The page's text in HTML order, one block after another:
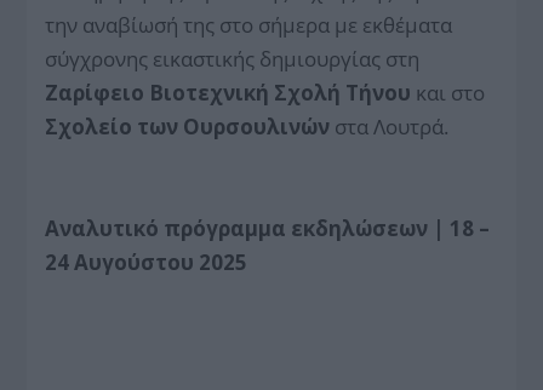
την αναβίωσή της στο σήμερα με εκθέματα
σύγχρονης εικαστικής δημιουργίας στη
Ζαρίφειο Βιοτεχνική Σχολή Τήνου και στο
Σχολείο των Ουρσουλινών στα Λουτρά.
Αναλυτικό πρόγραμμα εκδηλώσεων | 18 –
24 Αυγούστου 2025